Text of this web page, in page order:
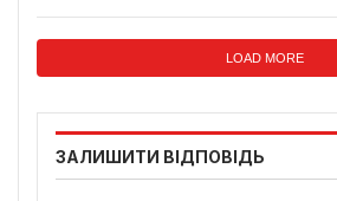
LOAD MORE
ЗАЛИШИТИ ВІДПОВІДЬ